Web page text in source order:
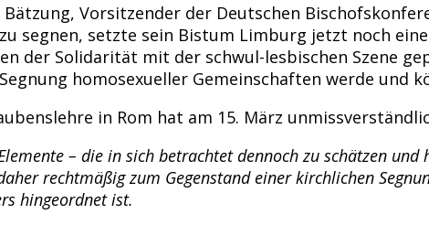
Bätzung, Vorsitzender der Deutschen
segnen, setzte sein Bistum Limburg jetzt noch
der Solidarität mit der schwul-lesbischen Szene
homosexueller Gemeinschaften werde und
in Rom hat am 15. März
– die in sich betrachtet dennoch zu schätzen
rechtmäßig zum Gegenstand einer kirchlichen
hingeordnet ist.